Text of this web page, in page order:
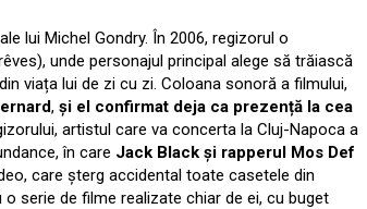
lui Michel Gondry. În 2006, regizorul o
unde personajul principal alege să trăiască
viața lui de zi cu zi. Coloana sonoră a filmului,
, și el confirmat deja ca prezență la cea
artistul care va concerta la Cluj-Napoca a
în care Jack Black și rapperul Mos Def
care șterg accidental toate casetele din
serie de filme realizate chiar de ei, cu buget